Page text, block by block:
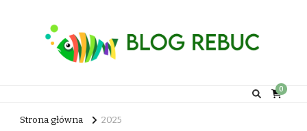
0
Strona główna 2025